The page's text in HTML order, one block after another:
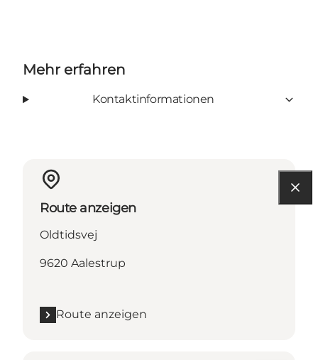
Mehr erfahren
Kontaktinformationen
Route anzeigen
Oldtidsvej
9620 Aalestrup
Route anzeigen